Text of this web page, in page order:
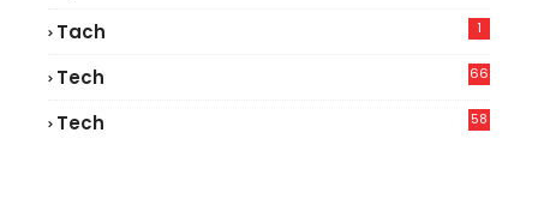
Tach 1
Tech
66
Tech
58